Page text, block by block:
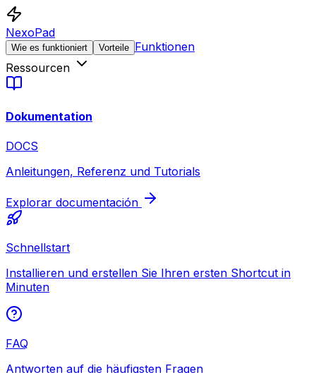
NexoPad
Wie es funktioniert Vorteile Funktionen
Ressourcen
Dokumentation
DOCS
Anleitungen, Referenz und Tutorials
Explorar documentación
Schnellstart
Installieren und erstellen Sie Ihren ersten Shortcut in
Minuten
FAQ
Antworten auf die häufigsten Fragen